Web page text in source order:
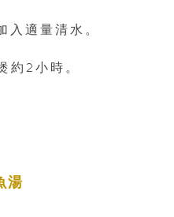
入適量清水。
約2小時。
湯